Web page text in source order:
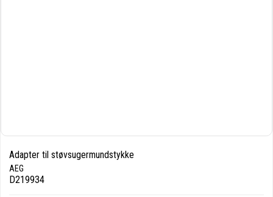
Adapter til støvsugermundstykke
AEG
D219934